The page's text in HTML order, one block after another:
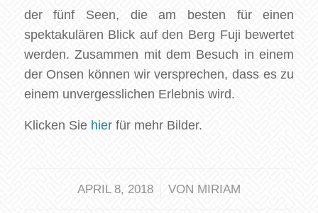
der fünf Seen, die am besten für einen
spektakulären Blick auf den Berg Fuji bewertet
werden. Zusammen mit dem Besuch in einem
der Onsen können wir versprechen, dass es zu
einem unvergesslichen Erlebnis wird.
Klicken Sie hierfür mehr Bilder.
APRIL 8, 2018
/ VON MIRIAM